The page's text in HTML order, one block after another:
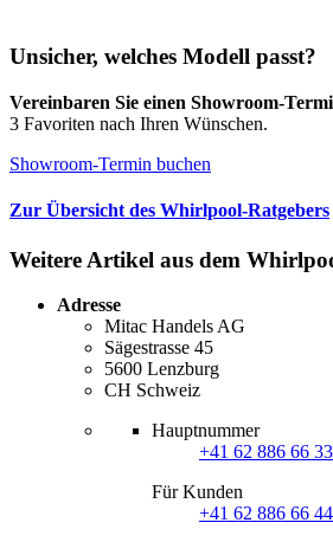
Unsicher, welches Modell passt?
Vereinbaren Sie einen Showroom-
3 Favoriten nach Ihren Wünschen.
Showroom-Termin buchen
Zur Übersicht des Whirlpool-Ratgebers
Weitere Artikel aus dem
Adresse
Mitac Handels AG
Sägestrasse 45
5600 Lenzburg
CH Schweiz
Hauptnummer
+41 62 886 66 33
Für Kunden
+41 62 886 66 44